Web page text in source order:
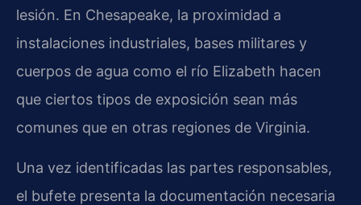
lesión. En Chesapeake, la proximidad a
instalaciones industriales, bases militares y
cuerpos de agua como el río Elizabeth hacen
que ciertos tipos de exposición sean más
comunes que en otras regiones de Virginia.
Una vez identificadas las partes responsables,
el bufete presenta la documentación necesaria